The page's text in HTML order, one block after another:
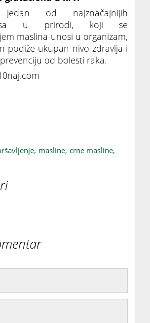
od najznačajnijih
u prirodi, koji se
maslina unosi u organizam,
podiže ukupan nivo zdravlja i
od bolesti raka.
masline, crne masline,